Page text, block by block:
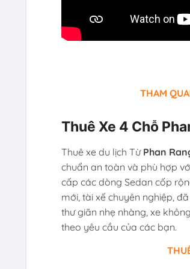
THAM
Thuê Xe 4 Chỗ
Thuê xe du lịch Từ Phan
chuẩn an toàn và phù hợp
cấp các dòng Sedan cốp
mới, tài xế chuyên nghiệp,
thư giãn nhẹ nhàng, xe
theo yêu cầu của các bạn.